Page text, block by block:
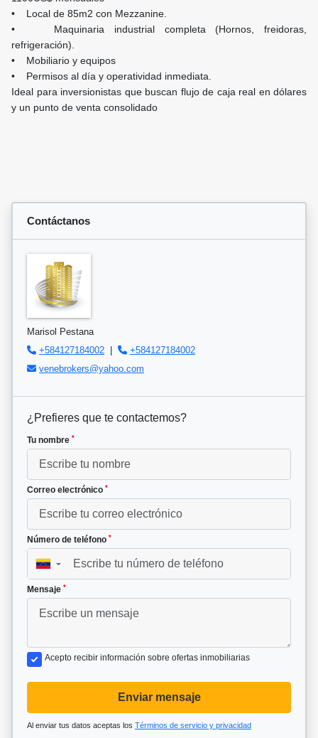
• Local de 85m2 con Mezzanine.
• Maquinaria industrial completa (Hornos, freidoras,
refrigeración).
• Mobiliario y equipos
• Permisos al día y operatividad inmediata.
Ideal para inversionistas que buscan flujo de caja real en dólares
y un punto de venta consolidado
Contáctanos
Marisol Pestana
+584127184002
+584127184002
venebrokers@yahoo.com
¿Prefieres que te contactemos?
Tu nombre *
Correo electrónico *
Número de teléfono *
▼
Mensaje *
Acepto recibir información sobre ofertas inmobiliarias
Enviar mensaje
Al enviar tus datos aceptas los Términos de servicio y privacidad